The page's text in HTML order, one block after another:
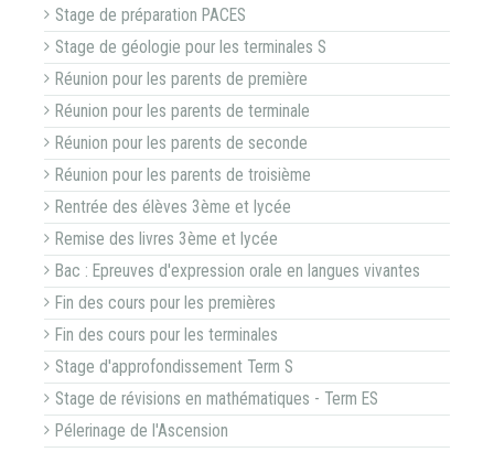
Stage de préparation PACES
Stage de géologie pour les terminales S
Réunion pour les parents de première
Réunion pour les parents de terminale
Réunion pour les parents de seconde
Réunion pour les parents de troisième
Rentrée des élèves 3ème et lycée
Remise des livres 3ème et lycée
Bac : Epreuves d'expression orale en langues vivantes
Fin des cours pour les premières
Fin des cours pour les terminales
Stage d'approfondissement Term S
Stage de révisions en mathématiques - Term ES
Pélerinage de l'Ascension